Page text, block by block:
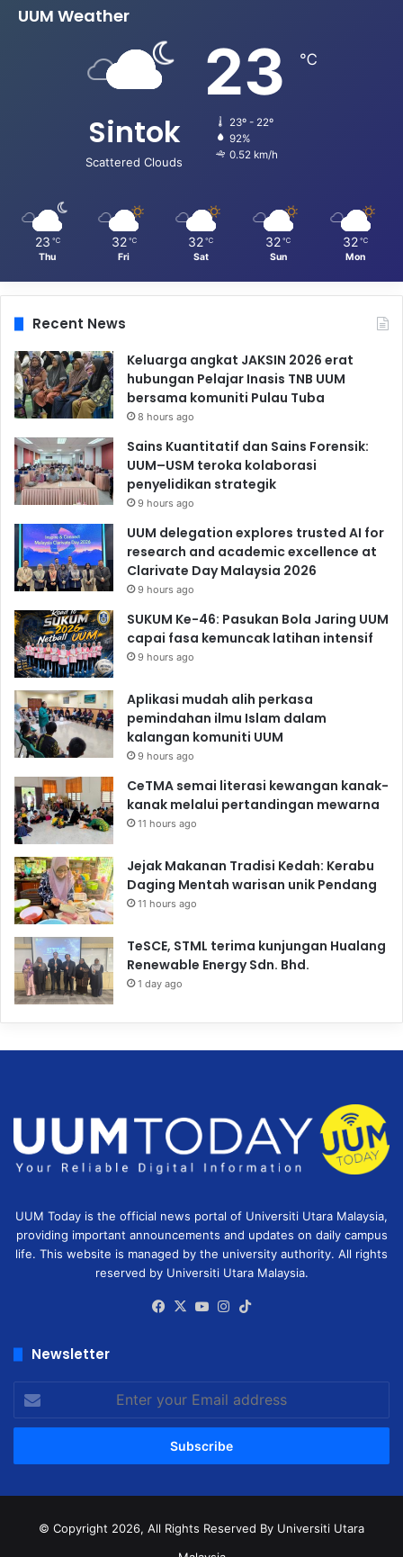
UUM Weather
Sintok
Scattered Clouds
23 ℃
23º - 22º
92%
0.52 km/h
23 ℃
Thu
32 ℃
Fri
32 ℃
Sat
32 ℃
Sun
32 ℃
Mon
Recent News
Keluarga angkat JAKSIN 2026 erat
hubungan Pelajar Inasis TNB UUM
bersama komuniti Pulau Tuba
8 hours ago
Sains Kuantitatif dan Sains Forensik:
UUM–USM teroka kolaborasi
penyelidikan strategik
9 hours ago
UUM delegation explores trusted AI for
research and academic excellence at
Clarivate Day Malaysia 2026
9 hours ago
SUKUM Ke-46: Pasukan Bola Jaring UUM
capai fasa kemuncak latihan intensif
9 hours ago
Aplikasi mudah alih perkasa
pemindahan ilmu Islam dalam
kalangan komuniti UUM
9 hours ago
CeTMA semai literasi kewangan kanak-
kanak melalui pertandingan mewarna
11 hours ago
Jejak Makanan Tradisi Kedah: Kerabu
Daging Mentah warisan unik Pendang
11 hours ago
TeSCE, STML terima kunjungan Hualang
Renewable Energy Sdn. Bhd.
1 day ago
UUM Today is the official news portal of Universiti Utara Malaysia,
providing important announcements and updates on daily campus
life. This website is managed by the university authority. All rights
reserved by Universiti Utara Malaysia.
Facebook
X YouTubeInstagram
Newsletter
Enter
your
Email
© Copyright 2026, All Rights Reserved By Universiti Utara